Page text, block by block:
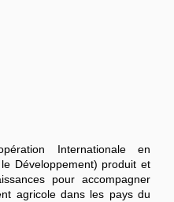
Internationale en
Développement) produit et
pour accompagner
agricole dans les pays du